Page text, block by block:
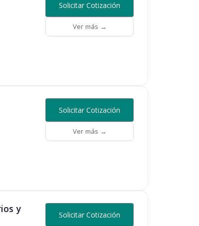
Solicitar Cotización
Ver más →
Solicitar Cotización
Ver más →
y
Solicitar Cotización